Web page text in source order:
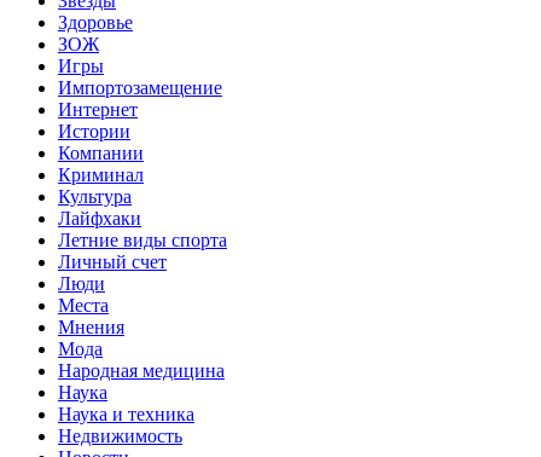
Здоровье
ЗОЖ
Игры
Импортозамещение
Интернет
Истории
Компании
Криминал
Культура
Лайфхаки
Летние виды спорта
Личный счет
Люди
Места
Мнения
Мода
Народная медицина
Наука
Наука и техника
Недвижимость